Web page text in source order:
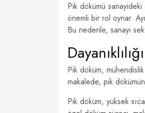
Pik dökümü
önemli bir rol oynar.
Bu nedenle, sanayi
Pik döküm,
makalede, pik
Pik döküm, yüksek